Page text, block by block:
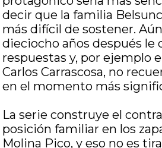
decir que la familia
más difícil de sostener.
dieciocho años después le
respuestas y, por ejemplo
Carlos Carrascosa, no
en el momento más
La serie construye el
posición familiar en los
Molina Pico, y eso no es